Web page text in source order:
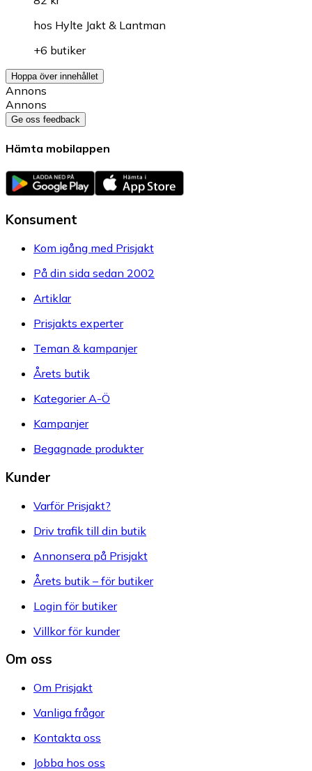
hos Hylte Jakt & Lantman
+6 butiker
Hoppa över innehållet
Annons
Annons
Ge oss feedback
Hämta mobilappen
Konsument
Kom igång med Prisjakt
På din sida sedan 2002
Artiklar
Prisjakts experter
Teman & kampanjer
Årets butik
Kategorier A-Ö
Kampanjer
Begagnade produkter
Kunder
Varför Prisjakt?
Driv trafik till din butik
Annonsera på Prisjakt
Årets butik – för butiker
Login för butiker
Villkor för kunder
Om oss
Om Prisjakt
Vanliga frågor
Kontakta oss
Jobba hos oss